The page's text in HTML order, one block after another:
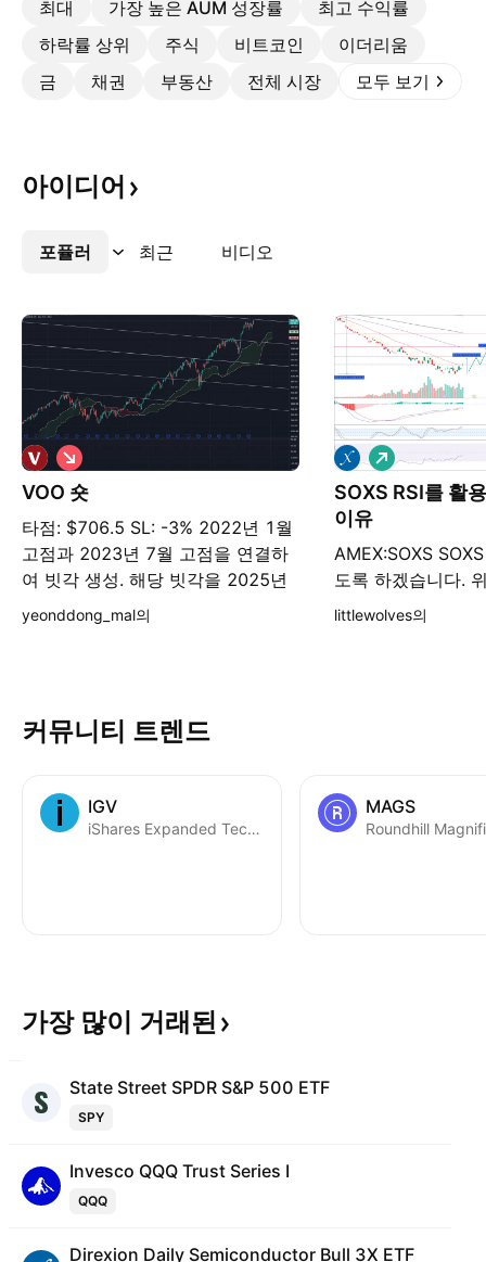
최대 가장 높은 AUM 성장률
최고 수익률
하락률 상위
주식 비트코인
이더리움
금
채권 부동산 전체 시장 모두 보기
아이디어
포퓰러 최근 비디오
더보기
VOO 숏
타점: $706.5 SL: -3% 2022년 1월
고점과 2023년 7월 고점을 연결하
여 빗각 생성. 해당 빗각을 2025년
2월 고점에 복사, 1:1 비율로 상단에
숏
yeonddong_mal의
SOXS RSI를 활
이유
AMEX:SOXS
도록 하겠습니다.
참고하시며 이어서
타나더라도 저점
유지한 뒤 1차 타
18불 수준으로 보
롱
littlewolves의
커뮤니티 트렌드
IGV
iShares Expanded Tech-Software Sector ETF
MAGS
가장 많이 거래된
State Street SPDR S&P 500 ETF
SPY
Invesco QQQ Trust Series I
QQQ
Direxion Daily Semiconductor Bull 3X ETF